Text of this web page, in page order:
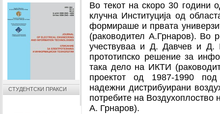
Во текот на скоро 30 години
клучна Институција од
формираше и првата
(раководител А.Грнаров). Во
учествуваа и Д. Давчев и Д.
прототипско решение за
така дело на ИКТИ
проектот од 1987-1990
надежни дистрибуирани
потребите на Воздухоплоство
А. Грнаров).
СТУДЕНТСКИ ПРАКСИ